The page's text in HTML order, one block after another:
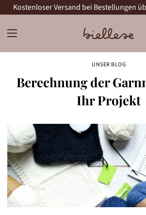
Kostenloser Versand bei Bestellungen
UNSER BLOG
Berechnung der
Ihr Projekt